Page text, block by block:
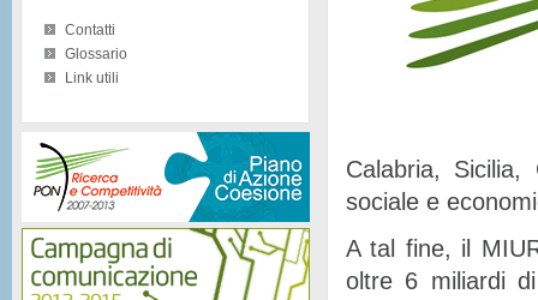
Contatti
Glossario
Link utili
Calabria, Sicilia,
sociale e
A tal fine, il
oltre 6 miliardi